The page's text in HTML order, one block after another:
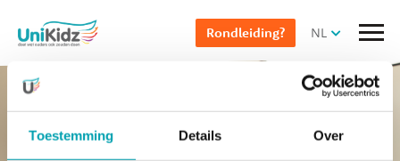
Toestemming Details Over
en
inhoud
gaan
Rondleiding? NL